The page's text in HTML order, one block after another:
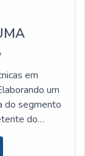
em
um
do segmento
do
em
o cliente